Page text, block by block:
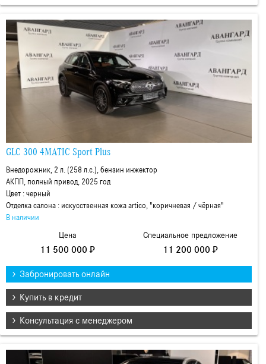
GLC 300 4MATIC Sport Plus
Внедорожник, 2 л. (258 л.с.), бензин инжектор
АКПП, полный привод, 2025 год
Цвет : черный
Отделка салона : искусcтвенная кожа artico, "коричневая / чёрная"
В наличии
Цена
11 500 000 ₽
Специальное предложение
11 200 000 ₽
Забронировать онлайн
Купить в кредит
Консультация с менеджером